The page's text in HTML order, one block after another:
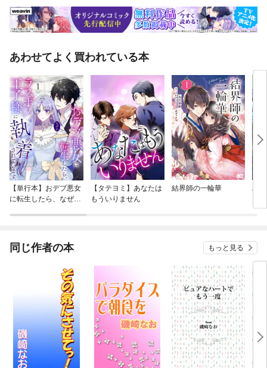
あわせてよく買われている本
【単行本】おデブ悪女
に転生したら、なぜか
【タテヨミ】あなたは
もういりません
結界師の一輪華
バ
今
同じ作者の本 もっと見る